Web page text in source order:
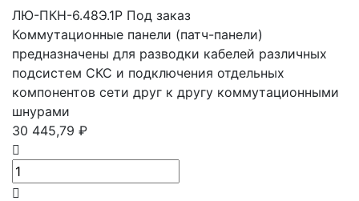
ЛЮ-ПКН-6.48Э.1Р Под заказ
Коммутационные панели (патч-панели)
предназначены для разводки кабелей различных
подсистем СКС и подключения отдельных
компонентов сети друг к другу коммутационными
шнурами
30 445,79 ₽